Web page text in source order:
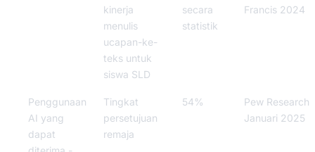
kinerja
menulis
ucapan-ke-
teks untuk
siswa SLD
secara
statistik
Francis 2024
Penggunaan
AI yang
dapat
Tingkat
persetujuan
remaja
54%
Pew Research
Januari 2025